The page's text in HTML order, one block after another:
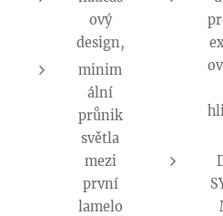
ový
design,
minim
ální
průnik
světla
mezi
první
lamelo